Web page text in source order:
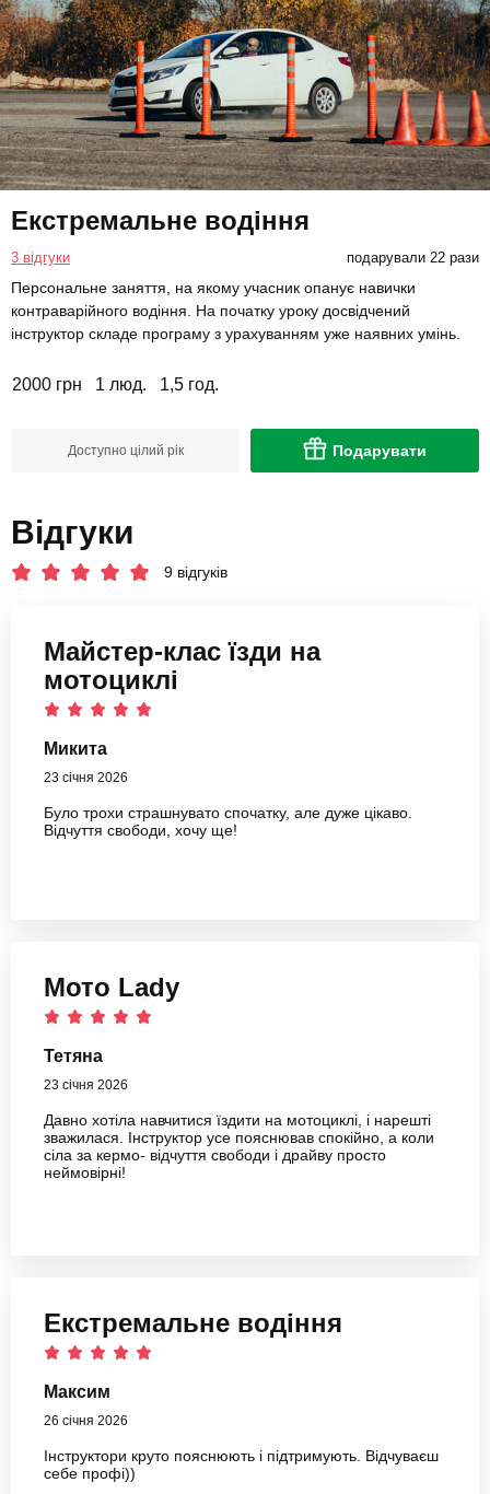
Екстремальне водіння
3 відгуки подарували 22 рази
Персональне заняття, на якому учасник опанує навички
контраварійного водіння. На початку уроку досвідчений
інструктор складе програму з урахуванням уже наявних умінь.
2000 грн 1 люд. 1,5 год.
Доступно цілий рік Подарувати
Відгуки
9 відгуків
Майстер-клас їзди на
мотоциклі
Микита
23 січня 2026
Було трохи страшнувато спочатку, але дуже цікаво.
Відчуття свободи, хочу ще!
Мото Lady
Тетяна
23 січня 2026
Давно хотіла навчитися їздити на мотоциклі, і нарешті
зважилася. Інструктор усе пояснював спокійно, а коли
сіла за кермо- відчуття свободи і драйву просто
неймовірні!
Екстремальне водіння
Максим
26 січня 2026
Інструктори круто пояснюють і підтримують. Відчуваєш
себе профі))